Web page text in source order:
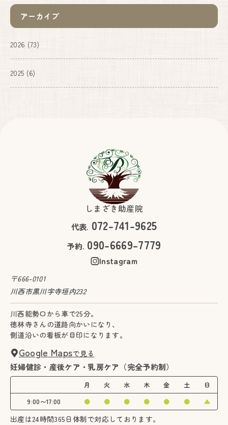
アーカイブ
2026 (73)
2025 (6)
しまざき助産院
代表. 072-741-9625
予約. 090-6669-7779
Instagram
〒666-0101
川西市黒川字寺垣内232
川西能勢口から車で25分。
徳林寺さんの道路向かいになり、
側道沿いの看板が目印になります。
Google Mapsで見る
妊婦健診・産後ケア・乳房ケア（完全予約制）
月 火 水 木 金 土
日
9:00〜17:00
● ● ● ● ● ● ▲
出産は24時間365日体制で対応しております。